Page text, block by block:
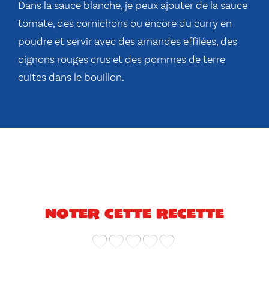
Dans la sauce blanche, je peux ajouter de la sauce
tomate, des cornichons ou encore du curry en
poudre et servir avec des amandes effilées, des
oignons rouges crus et des pommes de terre
cuites dans le bouillon.
Noter cette recette